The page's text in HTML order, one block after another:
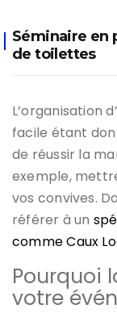
Séminaire en
de toilettes
L’organisation
facile étant
de réussir la
exemple,
vos convives.
référer à un
comme Caux
Pourquoi
votre